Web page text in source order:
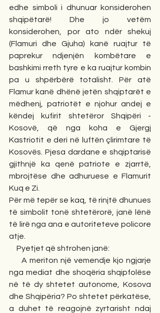
edhe simboli i dhunuar konsiderohen
shqipëtarë! Dhe jo vetëm
konsiderohen, por ato ndër shekuj
(Flamuri dhe Gjuha) kanë ruajtur të
paprekur ndjenjën kombëtare e
bashkimi rreth tyre e ka ruajtur kombin
pa u shpërbërë totalisht. Për atë
Flamur kanë dhënë jetën shqiptarët e
mëdhenj, patriotët e njohur andej e
këndej kufirit shtetëror Shqipëri -
Kosovë, që nga koha e Gjergj
Kastriotit e deri në luftën çlirimtare të
Kosovës. Pjesa dardane e shqiptarisë
gjithnjë ka qenë patriote e zjarrtë,
mbrojtëse dhe adhuruese e Flamurit
Kuq e Zi.
Për më tepër se kaq, të rinjtë dhunues
të simbolit tonë shtetërorë, janë lënë
të lirë nga ana e autoriteteve policore
atje.
Pyetjet që shtrohen janë:
A meriton një vemendje kjo ngjarje
nga mediat dhe shoqëria shqipfolëse
në të dy shtetet autonome, Kosova
dhe Shqipëria? Po shtetet përkatëse,
a duhet të reagojnë zyrtarisht ndaj